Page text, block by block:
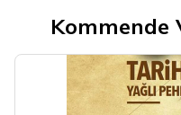
Kommende